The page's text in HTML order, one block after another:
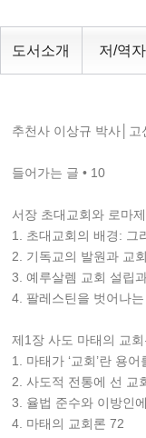
도서소개 저/역자
추천사 이상규 박사│고
들어가는 글 • 10
서장 초대교회와 로마
1. 초대교회의 배경: 그
2. 기독교의 발원과 교
3. 예루살렘 교회 설립
4. 팔레스틴을 벗어나
제1장 사도 마태의 교
1. 마태가 ‘교회’란 용
2. 사도적 전통에 선 교
3. 율법 준수와 이방인
4. 마태의 교회론 72